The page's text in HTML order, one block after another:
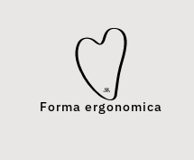
Forma ergonomica